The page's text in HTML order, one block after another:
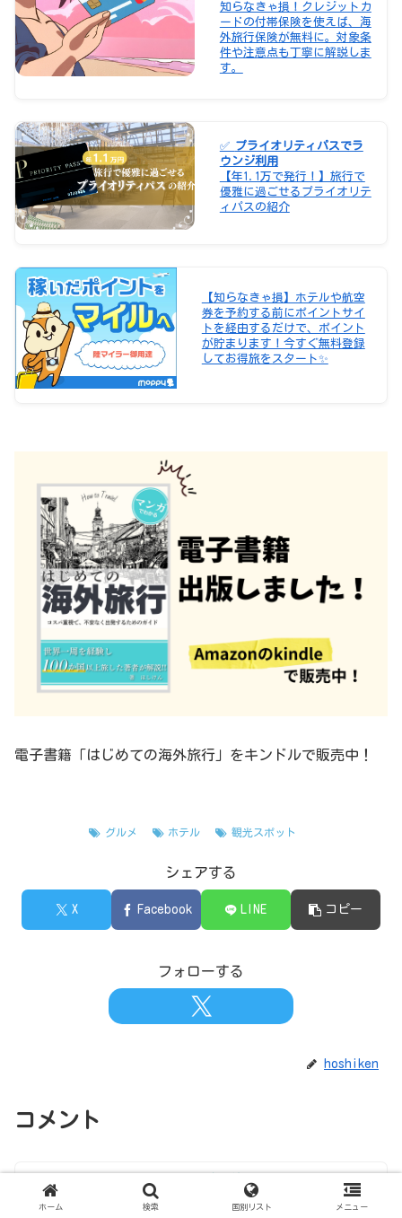
知らなきゃ損！クレジットカ
ードの付帯保険を使えば、海
外旅行保険が無料に。対象条
件や注意点も丁寧に解説しま
す。
✅ プライオリティパスでラ
ウンジ利用
【年1.1万で発行！】旅行で
優雅に過ごせるプライオリテ
ィパスの紹介
【知らなきゃ損】ホテルや航空
券を予約する前にポイントサイ
トを経由するだけで、ポイント
が貯まります！今すぐ無料登録
してお得旅をスタート✨
電子書籍「はじめての海外旅行」をキンドルで販売中！
グルメ ホテル 観光スポット
シェアする
X Facebook LINE コピー
フォローする
hoshiken
コメント
ホーム 検索 国別リスト メニュー